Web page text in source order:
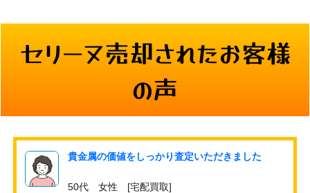
セリーヌ売却されたお客様
の声
貴金属の価値をしっかり査定いただきました
50代 女性 [宅配買取]